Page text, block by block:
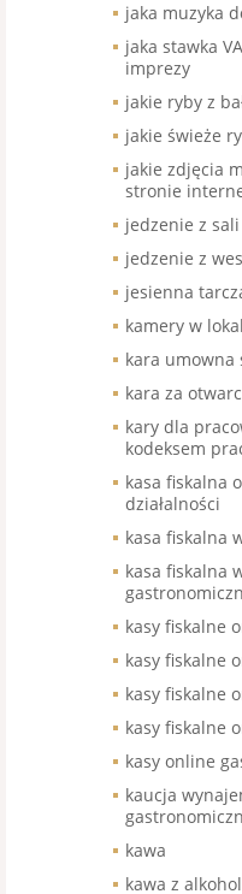
jaka muzyka
jaka stawka
imprezy
jakie ryby z
jakie świeże
jakie zdjęcia
stronie
jedzenie z
jedzenie z
jesienna
kamery w
kara umowna
kara za
kary dla
kodeksem
kasa fiskalna
działalności
kasa fiskalna
kasa fiskalna
kasy fiskalne
kasy fiskalne
kasy fiskalne
kasy fiskalne
kasy online
kaucja
kawa
kawa z